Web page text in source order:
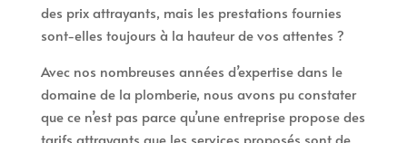
des prix attrayants, mais les prestations fournies
sont-elles toujours à la hauteur de vos attentes ?
Avec nos nombreuses années d’expertise dans le
domaine de la plomberie, nous avons pu constater
que ce n’est pas parce qu’une entreprise propose des
tarifs attrayants que les services proposés sont de